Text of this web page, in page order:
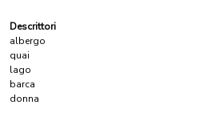
Descrittori
albergo
quai
lago
barca
donna